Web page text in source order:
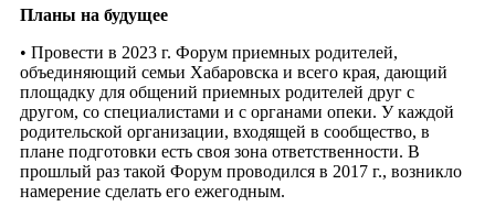
Планы на будущее
• Провести в 2023 г. Форум приемных родителей,
объединяющий семьи Хабаровска и всего края, дающий
площадку для общений приемных родителей друг с
другом, со специалистами и с органами опеки. У каждой
родительской организации, входящей в сообщество, в
плане подготовки есть своя зона ответственности. В
прошлый раз такой Форум проводился в 2017 г., возникло
намерение сделать его ежегодным.